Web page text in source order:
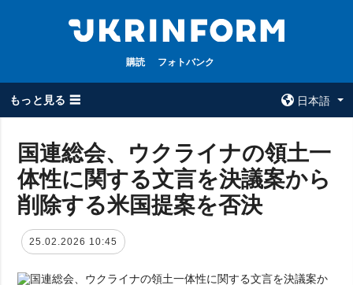
購読 フォトバンク
もっと見る ☰
日本語
全てのトピック
戦争
政治
経済・復興
ウクルインフォ
ルム
ウクルインフォル
国連総会、ウクライナの領土一
体性に関する文言を決議案から
削除する米国提案を否決
25.02.2026 10:45